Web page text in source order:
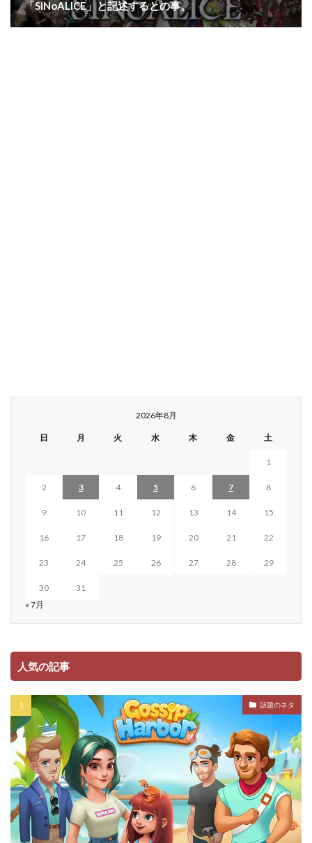
「SINoALICE」と記述するとの事。
2026年8月
日 月 火 水 木 金 土
1
2 3 4 5 6 7 8
9 10 11 12 13 14 15
16 17 18 19 20 21 22
23 24 25 26 27 28 29
30
31
« 7月
人気の記事
話題のネタ